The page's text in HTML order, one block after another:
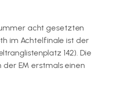
acht gesetzten
im Achtelfinale ist der
142). Die
der EM erstmals einen